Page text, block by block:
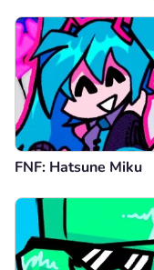
FNF: Hatsune Miku